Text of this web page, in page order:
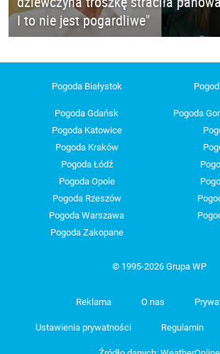
I to nie jest pogardliwe"
Pogoda Białystok
Pogoda Gdańsk
Pogoda
Pogoda Katowice
Pogoda Kraków
Pogoda Łódź
Pogoda Opole
Pogoda Rzeszów
Pogoda Warszawa
Pogoda Zakopane
© 1995-2026 Grupa WP
Reklama O nas
Ustawienia prywatności Regulamin